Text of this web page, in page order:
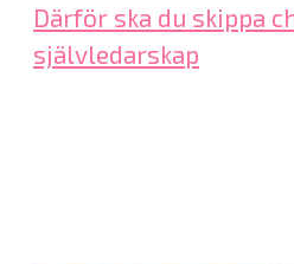
Därför ska du skippa
självledarskap